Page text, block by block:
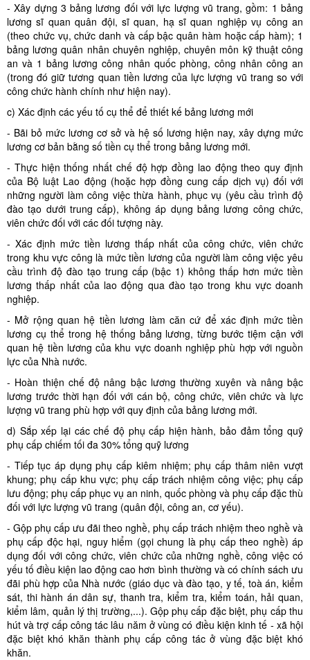
- Xây dựng 3 bảng lương đối với lực lượng vũ trang, gồm: 1 bảng
lương sĩ quan quân đội, sĩ quan, hạ sĩ quan nghiệp vụ công an
(theo chức vụ, chức danh và cấp bậc quân hàm hoặc cấp hàm); 1
bảng lương quân nhân chuyên nghiệp, chuyên môn kỹ thuật công
an và 1 bảng lương công nhân quốc phòng, công nhân công an
(trong đó giữ tương quan tiền lương của lực lượng vũ trang so với
công chức hành chính như hiện nay).
c) Xác định các yếu tố cụ thể để thiết kế bảng lương mới
- Bãi bỏ mức lương cơ sở và hệ số lương hiện nay, xây dựng mức
lương cơ bản bằng số tiền cụ thể trong bảng lương mới.
- Thực hiện thống nhất chế độ hợp đồng lao động theo quy định
của Bộ luật Lao động (hoặc hợp đồng cung cấp dịch vụ) đối với
những người làm công việc thừa hành, phục vụ (yêu cầu trình độ
đào tạo dưới trung cấp), không áp dụng bảng lương công chức,
viên chức đối với các đối tượng này.
- Xác định mức tiền lương thấp nhất của công chức, viên chức
trong khu vực công là mức tiền lương của người làm công việc yêu
cầu trình độ đào tạo trung cấp (bậc 1) không thấp hơn mức tiền
lương thấp nhất của lao động qua đào tạo trong khu vực doanh
nghiệp.
- Mở rộng quan hệ tiền lương làm căn cứ để xác định mức tiền
lương cụ thể trong hệ thống bảng lương, từng bước tiệm cận với
quan hệ tiền lương của khu vực doanh nghiệp phù hợp với nguồn
lực của Nhà nước.
- Hoàn thiện chế độ nâng bậc lương thường xuyên và nâng bậc
lương trước thời hạn đối với cán bộ, công chức, viên chức và lực
lượng vũ trang phù hợp với quy định của bảng lương mới.
d) Sắp xếp lại các chế độ phụ cấp hiện hành, bảo đảm tổng quỹ
phụ cấp chiếm tối đa 30% tổng quỹ lương
- Tiếp tục áp dụng phụ cấp kiêm nhiệm; phụ cấp thâm niên vượt
khung; phụ cấp khu vực; phụ cấp trách nhiệm công việc; phụ cấp
lưu động; phụ cấp phục vụ an ninh, quốc phòng và phụ cấp đặc thù
đối với lực lượng vũ trang (quân đội, công an, cơ yếu).
- Gộp phụ cấp ưu đãi theo nghề, phụ cấp trách nhiệm theo nghề và
phụ cấp độc hại, nguy hiểm (gọi chung là phụ cấp theo nghề) áp
dụng đối với công chức, viên chức của những nghề, công việc có
yếu tố điều kiện lao động cao hơn bình thường và có chính sách ưu
đãi phù hợp của Nhà nước (giáo dục và đào tạo, y tế, toà án, kiểm
sát, thi hành án dân sự, thanh tra, kiểm tra, kiểm toán, hải quan,
kiểm lâm, quản lý thị trường,...). Gộp phụ cấp đặc biệt, phụ cấp thu
hút và trợ cấp công tác lâu năm ở vùng có điều kiện kinh tế - xã hội
đặc biệt khó khăn thành phụ cấp công tác ở vùng đặc biệt khó
khăn.